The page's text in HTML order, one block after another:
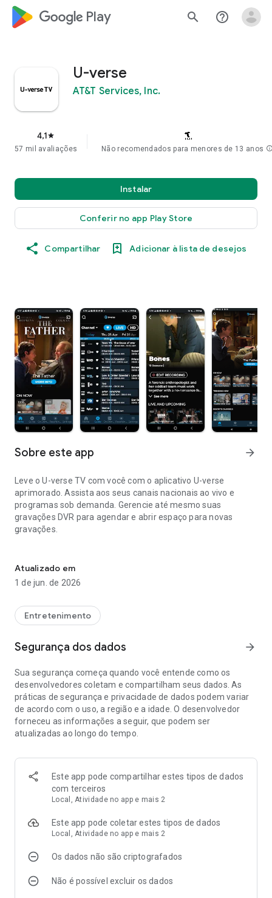
google_logo Play search help_outline
U-verse
AT&T Services, Inc.
4,1star
57 mil avaliações Não recomendados para menores de 13 anos
Instalar
Conferir no app Play Store
Compartilhar Adicionar à lista de desejos
Sobre este app arrow_forward
Leve o U-verse TV com você com o aplicativo U-verse
aprimorado. Assista aos seus canais nacionais ao vivo e
programas sob demanda. Gerencie até mesmo suas
gravações DVR para agendar e abrir espaço para novas
gravações.
• Programação ativada agora, tendências, carrosséis
baseados em gênero e seus canais favoritos
• Continue assistindo títulos sob demanda
TV ao vivo:
• Visualização guia com filtros rápidos
• Veja todos os seus canais para permitir uma gravação
Sob demanda:
• Novos lançamentos populares e última chance
• Gêneros populares
• Canais premium
• Veja o que está no seu DVR para ver na sua TV
• Exclua ou atualize gravações facilmente
• Veja quanto espaço está disponível no seu DVR
superior e Wi-Fi ou conexão de dados. O conteúdo pode variar
de acordo com o plano de TV e o local de visualização.
qualificado.
Atualizado em
1 de jun. de 2026
Entretenimento
Segurança dos dados arrow_forward
Sua segurança começa quando você entende como os
desenvolvedores coletam e compartilham seus dados. As
práticas de segurança e privacidade de dados podem variar
de acordo com o uso, a região e a idade. O desenvolvedor
forneceu as informações a seguir, que podem ser
atualizadas ao longo do tempo.
Este app pode compartilhar estes tipos de dados
com terceiros
Local, Atividade no app e mais 2
Este app pode coletar estes tipos de dados
Local, Atividade no app e mais 2
Os dados não são criptografados
Não é possível excluir os dados